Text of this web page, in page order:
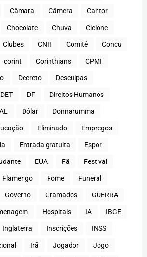
Câmara Câmera Cantor
Chocolate Chuva Ciclone
Clubes CNH Comitê Concu
corint Corinthians CPMI
Decreto Desculpas
DET DF Direitos Humanos
Dólar Donnarumma
Eliminado Empregos
Entrada gratuita Espor
EUA Fã Festival
Flamengo Fome Funeral
Governo Gramados GUERRA
Hospitais IA IBGE
Inglaterra Inscrições INSS
Irã Jogador Jogo